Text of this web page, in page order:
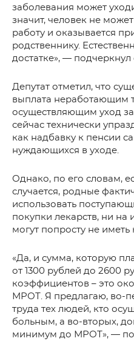
заболевания может
значит, человек не
работу и оказывается
родственнику.
достатке», — подчеркнул
Депутат отметил, что
выплата неработающим
осуществляющим уход
сейчас технически
как надбавку к пенсии
нуждающихся в уходе.
Однако, по его словам,
случается, родные
использовать
покупки лекарств, ни
могут попросту не иметь
«Да, и сумма, которую
от 1300 рублей до 2600
коэффициентов – это
МРОТ. Я предлагаю, во-
труда тех людей, кто
больным, а во-вторых,
минимум до МРОТ», —